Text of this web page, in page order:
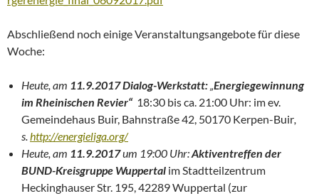
Abschließend noch einige Veranstaltungsangebotefür diese
Woche:
Heute, am 11.9.2017Dialog-Werkstatt:„Energiegewinnung
im Rheinischen Revier“ 18:30 bis ca. 21:00 Uhr: im ev.
Gemeindehaus Buir, Bahnstraße 42, 50170 Kerpen-Buir,
s.http://energieliga.org/
Heute, am 11.9.2017um 19:00 Uhr:Aktiventreffen der
BUND-Kreisgruppe Wuppertal im Stadtteilzentrum
Heckinghauser Str. 195, 42289 Wuppertal (zur